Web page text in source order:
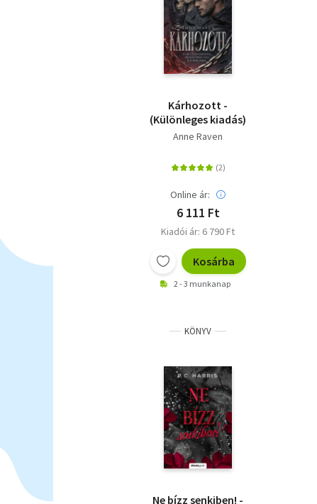
Kárhozott -
(Különleges kiadás)
Anne Raven
Online ár:
6 111 Ft
Kiadói ár: 6 790 Ft
Kosárba
2 - 3 munkanap
KÖNYV
Ne bízz senkiben! -